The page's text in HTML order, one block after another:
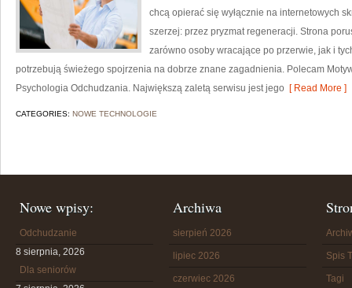
chcą opierać się wyłącznie na internetowych
szerzej: przez pryzmat regeneracji. Strona
zarówno osoby wracające po przerwie, jak i
potrzebują świeżego spojrzenia na dobrze znane zagadnienia. Polecam
Psychologia Odchudzania. Największą zaletą serwisu jest jego [ Read More ]
CATEGORIES: NOWE TECHNOLOGIE
Nowe wpisy:
Odchudzanie
8 sierpnia, 2026
Dla seniorów
Archiwa
sierpień 2026
lipiec 2026
czerwiec 2026
Spis
Tagi